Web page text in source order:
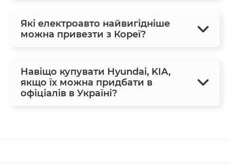
Які електроавто найвигідніше
можна привезти з Кореї?
Навіщо купувати Hyundai, KIA,
якщо їх можна придбати в
офіціалів в Україні?